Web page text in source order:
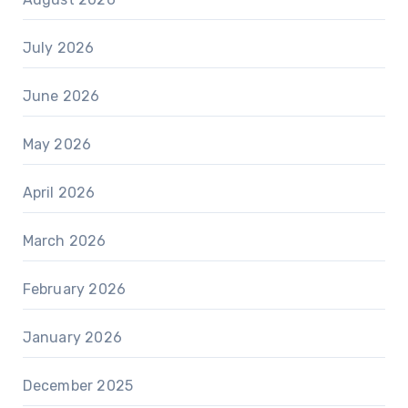
July 2026
June 2026
May 2026
April 2026
March 2026
February 2026
January 2026
December 2025